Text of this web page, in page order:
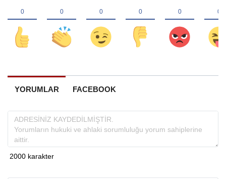
YORUMLAR FACEBOOK